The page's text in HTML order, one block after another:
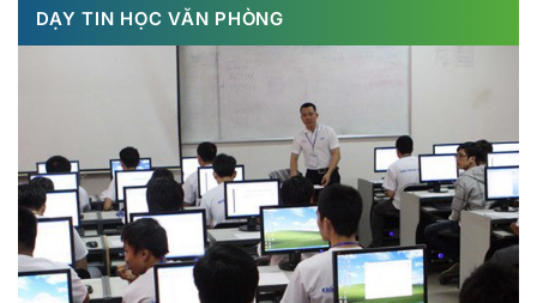
DẠY TIN HỌC VĂN PHÒNG